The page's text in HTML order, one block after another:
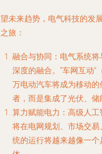
未来趋势，电气科技的发
旅：
融合与协同 ：电气系统
深度的融合。“车网互动”
万电动汽车将成为移动
者，而是集成了光伏、储
算力赋能电力 ：高级人
将在电网规划、市场交
统的运行将越来越像一